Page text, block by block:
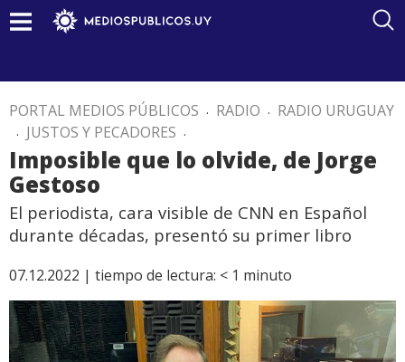
PORTAL MEDIOS PÚBLICOS . RADIO . RADIO URUGUAY
. JUSTOS Y PECADORES .
Imposible que lo olvide, de Jorge
Gestoso
El periodista, cara visible de CNN en Español
durante décadas, presentó su primer libro
07.12.2022 | tiempo de lectura: < 1 minuto